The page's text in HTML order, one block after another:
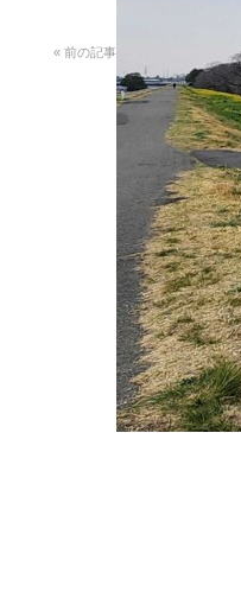
« 前の記事